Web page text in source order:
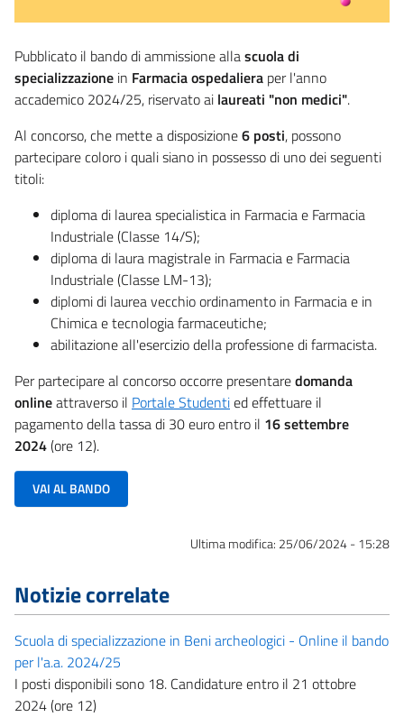
Pubblicato il bando di ammissione allascuola di
specializzazione in Farmacia ospedaliera per l'anno
accademico 2024/25, riservato ai laureati "non medici".
Al concorso, che mette a disposizione6 posti, possono
partecipare coloro i quali siano in possesso di uno dei seguenti
titoli:
diploma di laurea specialistica in Farmacia e Farmacia
Industriale (Classe 14/S);
diploma di laura magistrale in Farmacia e Farmacia
Industriale (Classe LM-13);
diplomi di laurea vecchio ordinamento in Farmacia e in
Chimica e tecnologia farmaceutiche;
abilitazione all'esercizio della professione di farmacista.
Per partecipare al concorso occorre presentaredomanda
onlineattraverso il Portale Studentied effettuare il
pagamento della tassa di 30 euro entro il 16 settembre
2024(ore 12).
VAI AL BANDO
Ultima modifica: 25/06/2024 - 15:28
Notizie correlate
Scuola di specializzazione in Beni archeologici - Online il bando
per l'a.a. 2024/25
I posti disponibili sono 18. Candidature entro il 21 ottobre
2024 (ore 12)